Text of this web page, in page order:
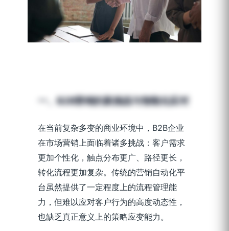
发布时间：2025-06-27 | 阅读时长：6 分钟
一、B2B营销的新挑战与智能化应对
在当前复杂多变的商业环境中，B2B企业
在市场营销上面临着诸多挑战：客户需求
更加个性化，触点分布更广、路径更长，
转化流程更加复杂。传统的营销自动化平
台虽然提供了一定程度上的流程管理能
力，但难以应对客户行为的高度动态性，
也缺乏真正意义上的策略应变能力。